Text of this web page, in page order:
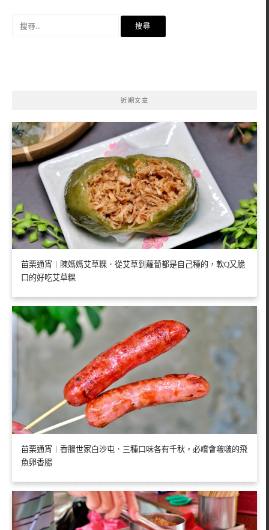
近期文章
苗栗通宵︱陳媽媽艾草粿．從艾草到蘿蔔都是自己種的，軟Q又脆
口的好吃艾草粿
苗栗通宵︱香腸世家白沙屯．三種口味各有千秋，必嚐會啵啵的飛
魚卵香腸